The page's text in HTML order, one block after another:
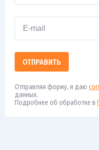
ОТПРАВИТЬ
Отправляя форму, я даю
данных.
Подробнее об обработке в